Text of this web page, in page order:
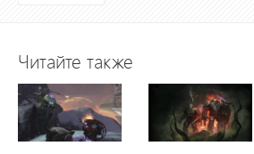
Читайте также